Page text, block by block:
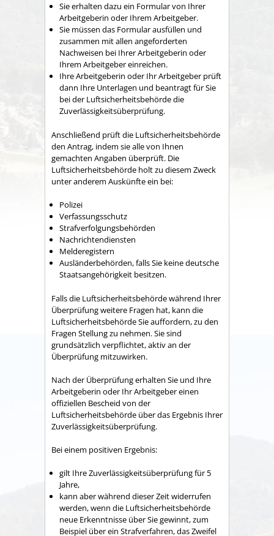
Sie erhalten dazu ein Formular von Ihrer
Arbeitgeberin oder Ihrem Arbeitgeber.
Sie müssen das Formular ausfüllen und
zusammen mit allen angeforderten
Nachweisen bei Ihrer Arbeitgeberin oder
Ihrem Arbeitgeber einreichen.
Ihre Arbeitgeberin oder Ihr Arbeitgeber prüft
dann Ihre Unterlagen und beantragt für Sie
bei der Luftsicherheitsbehörde die
Zuverlässigkeitsüberprüfung.
Anschließend prüft die Luftsicherheitsbehörde
den Antrag, indem sie alle von Ihnen
gemachten Angaben überprüft. Die
Luftsicherheitsbehörde holt zu diesem Zweck
unter anderem Auskünfte ein bei:
Polizei
Verfassungsschutz
Strafverfolgungsbehörden
Nachrichtendiensten
Melderegistern
Ausländerbehörden, falls Sie keine deutsche
Staatsangehörigkeit besitzen.
​​​​​​​Falls die Luftsicherheitsbehörde während Ihrer
Überprüfung weitere Fragen hat, kann die
Luftsicherheitsbehörde Sie auffordern, zu den
Fragen Stellung zu nehmen. Sie sind
grundsätzlich verpflichtet, aktiv an der
Überprüfung mitzuwirken.
Nach der Überprüfung erhalten Sie und Ihre
Arbeitgeberin oder Ihr Arbeitgeber einen
offiziellen Bescheid von der
Luftsicherheitsbehörde über das Ergebnis Ihrer
Zuverlässigkeitsüberprüfung.
Bei einem positiven Ergebnis:
gilt Ihre Zuverlässigkeitsüberprüfung für 5
Jahre,
kann aber während dieser Zeit widerrufen
werden, wenn die Luftsicherheitsbehörde
neue Erkenntnisse über Sie gewinnt, zum
Beispiel über ein Strafverfahren, das Zweifel